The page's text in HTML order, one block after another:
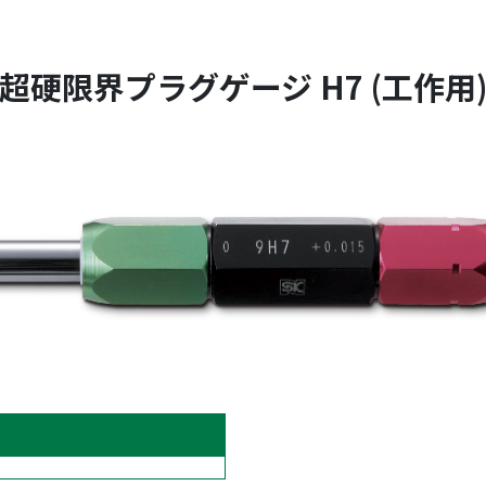
超硬限界プラグゲージ H7 (工作用)